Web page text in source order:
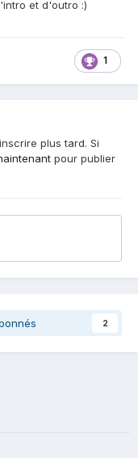
et d'outro :)
1
plus tard. Si
pour publier
2